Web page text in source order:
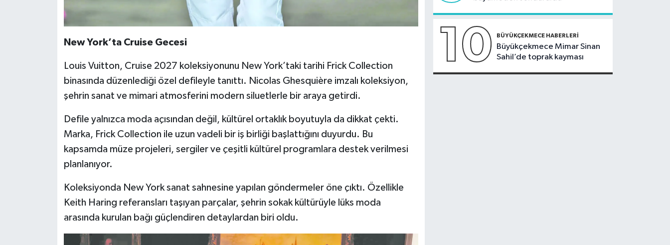
New York’ta Cruise Gecesi
Louis Vuitton, Cruise 2027 koleksiyonunu New York’taki tarihi Frick Collection
binasında düzenlediği özel defileyle tanıttı. Nicolas Ghesquière imzalı koleksiyon,
şehrin sanat ve mimari atmosferini modern siluetlerle bir araya getirdi.
Defile yalnızca moda açısından değil, kültürel ortaklık boyutuyla da dikkat çekti.
Marka, Frick Collection ile uzun vadeli bir iş birliği başlattığını duyurdu. Bu
kapsamda müze projeleri, sergiler ve çeşitli kültürel programlara destek verilmesi
planlanıyor.
Koleksiyonda New York sanat sahnesine yapılan göndermeler öne çıktı. Özellikle
Keith Haring referansları taşıyan parçalar, şehrin sokak kültürüyle lüks moda
arasında kurulan bağı güçlendiren detaylardan biri oldu.
10 BÜYÜKÇEKMECE HABERLERI
Büyükçekmece Mimar Sinan
Sahil’de toprak kayması